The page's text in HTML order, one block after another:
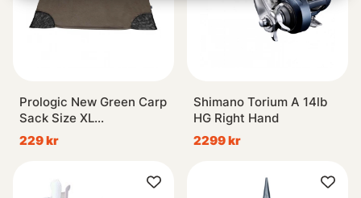
Prologic New Green Carp
Sack Size XL
(120x80cm)
229 kr
Shimano Torium A 14lb
HG Right Hand
2299 kr